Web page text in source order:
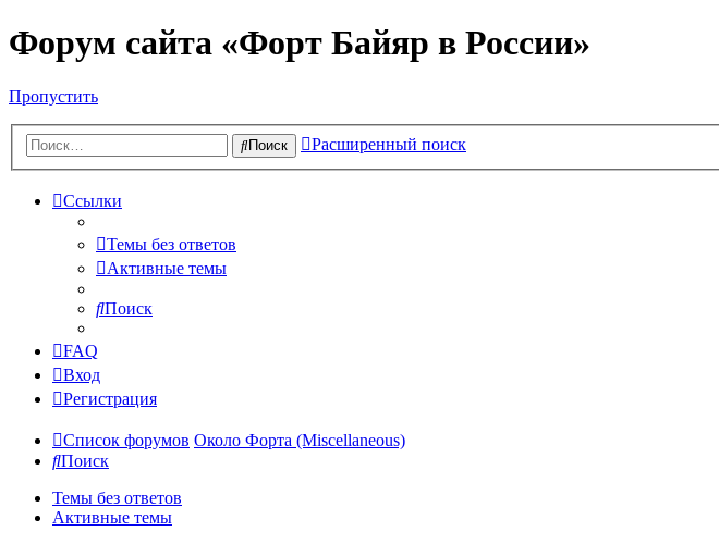
Форум сайта «Форт Байяр в России»
Пропустить
Поиск Расширенный поиск
Ссылки
Темы без ответов
Активные темы
Поиск
FAQ
Вход
Регистрация
Список форумов Около Форта (Miscellaneous)
Поиск
Темы без ответов
Активные темы